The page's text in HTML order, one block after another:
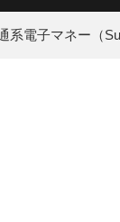
系電子マネー（